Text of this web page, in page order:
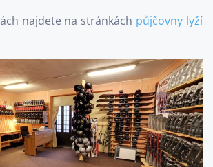
najdete na stránkách půjčovny lyží